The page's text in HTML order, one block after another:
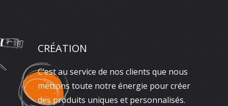
CRÉATION
C’est au service de nos clients que nous
mettons toute notre énergie pour créer
des produits uniques et personnalisés.